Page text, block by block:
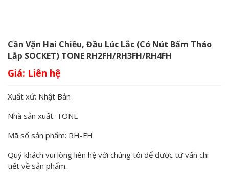
Cần Vặn Hai Chiều, Đầu Lúc Lắc (có Nút Bấm Tháo
Lắp SOCKET) TONE RH2FH/RH3FH/RH4FH
Giá:
Xuất xứ: Nhật Bản
Nhà sản xuất: TONE
Mã số sản phẩm: RH-FH
Quý khách vui lòng liên hệ với chúng tôi để được tư vấn chi
tiết về sản phẩm.